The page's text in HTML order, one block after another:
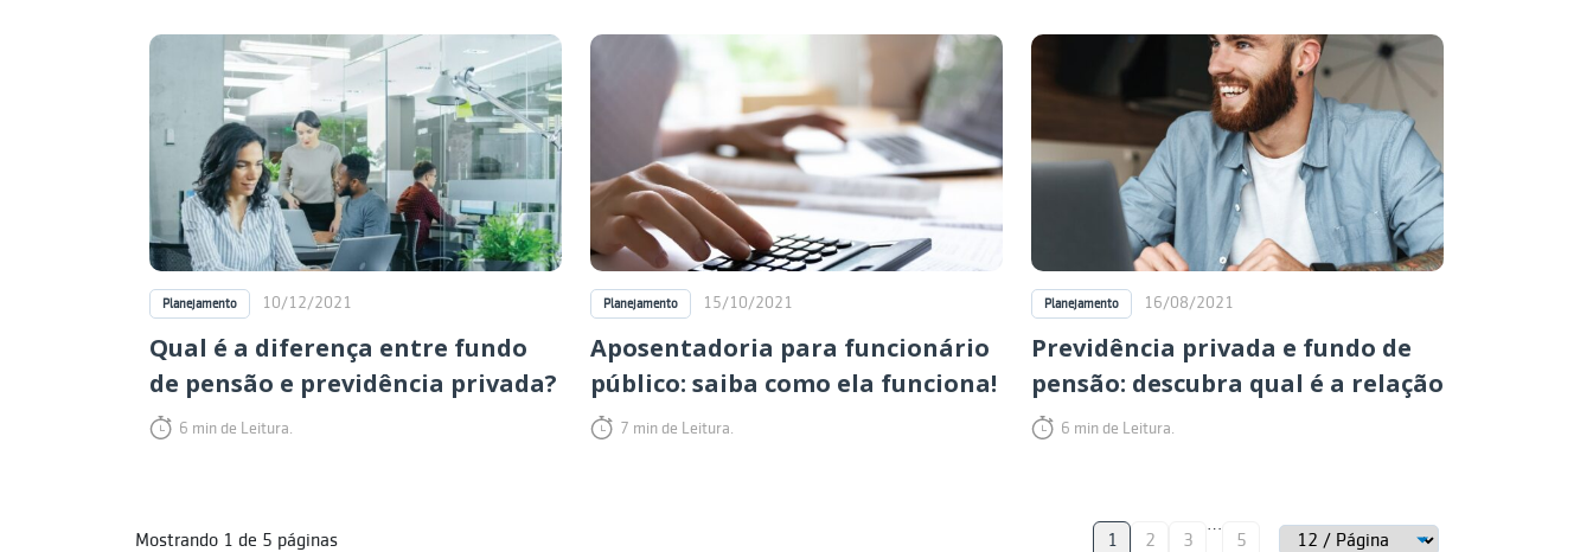
Planejamento 10/12/2021
Qual é a diferença entre fundo
de pensão e previdência privada?
6 min de Leitura.
Planejamento 15/10/2021
Aposentadoria para funcionário
público: saiba como ela funciona!
7 min de Leitura.
Planejamento 16/08/2021
Previdência privada e fundo de
pensão: descubra qual é a relação
6 min de Leitura.
Mostrando 1 de 5 páginas 1 2 3
…
5